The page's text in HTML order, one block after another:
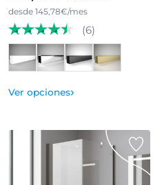
desde 145,78€/mes
(6)
Ver opciones›